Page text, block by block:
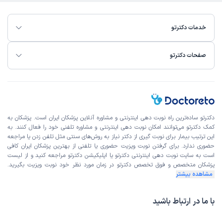
خدمات دکترتو
صفحات دکترتو
دکترتو ساده‌ترین راه نوبت‌ دهی اینترنتی و مشاوره آنلاین پزشکان ایران است. پزشکان به
کمک دکترتو می‌توانند امکان نوبت دهی اینترنتی و مشاوره تلفنی خود را فعال کنند. به
این ترتیب بیمار برای نوبت گیری از دکتر نیاز به روش‌های سنتی مثل تلفن زدن یا مراجعه
حضوری ندارد. برای گرفتن نوبت ویزیت حضوری یا تلفنی از بهترین پزشکان ایران کافی
است به سایت نوبت دهی اینترنتی دکترتو یا اپلیکیشن دکترتو مراجعه کنید و از لیست
پزشکان متخصص و فوق تخصص دکترتو در زمان مورد نظر خود نوبت ویزیت بگیرید.
مشاهده بیشتر
با ما در ارتباط باشید